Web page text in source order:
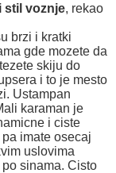
stil voznje, rekao
brzi i kratki
gde mozete da
skiju do
i to je mesto
Ustampan
karaman je
i ciste
imate osecaj
uslovima
sinama. Cisto